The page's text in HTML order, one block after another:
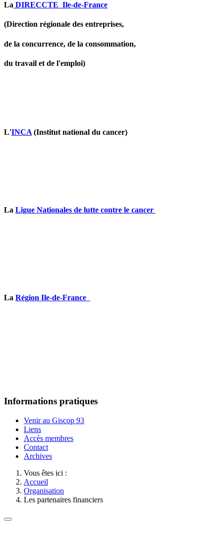
La DIRECCTE Ile-de-France
(Direction régionale des entreprises,
de la concurrence, de la consommation,
du travail et de l'emploi)
L'INCA (Institut national du cancer)
La Ligue Nationales de lutte contre le cancer
La Région Ile-de-France
Informations pratiques
Venir au Giscop 93
Liens
Accès membres
Contact
Archives
Vous êtes ici :
Accueil
Organisation
Les partenaires financiers